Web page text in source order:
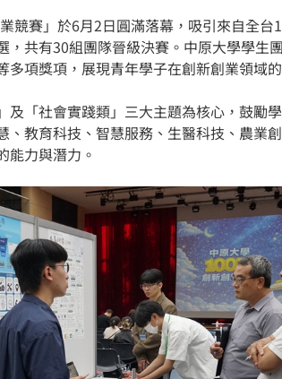
競賽」於6月2日圓滿落幕，吸引來自全台
共有30組團隊晉級決賽。中原大學學生
項獎項，展現青年學子在創新創業領域
「社會實踐類」三大主題為核心，鼓勵
教育科技、智慧服務、生醫科技、農業
能力與潛力。